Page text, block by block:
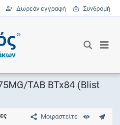
Δωρεάν εγγραφή Συνδρομή
®
TAB BTx84 (Blist
Μοιραστείτε